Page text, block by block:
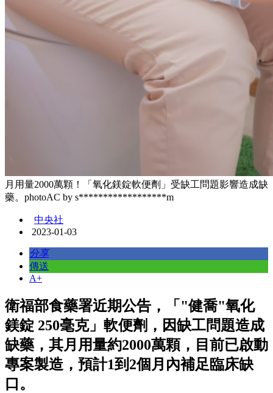
月用量2000萬顆！「氧化鎂錠軟便劑」受缺工問題影響造成缺
藥。photoAC by s******************m
中央社
2023-01-03
分享
傳送
A+
衛福部食藥署近期公告，「"健喬"氧化
鎂錠 250毫克」軟便劑，因缺工問題造成
缺藥，其月用量約2000萬顆，目前已啟動
專案製造，預計1到2個月內補足臨床缺
口。